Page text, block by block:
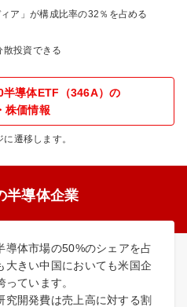
ア」が構成比率の32％を占める
投資できる
半導体ETF（346A）の
株価情報
遷移します。
半導体企業
導体市場の50%のシェアを占
大きい中国においても米国企
ています。
究開発費は売上高に対する割